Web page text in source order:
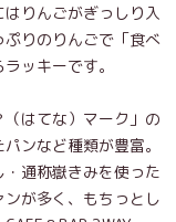
りんごがぎっしり入
りのりんごで「食べ
ッキーです。
はてな）マーク」の
ンなど種類が豊富。
通称嶽きみを使った
ンが多く、もちっとし